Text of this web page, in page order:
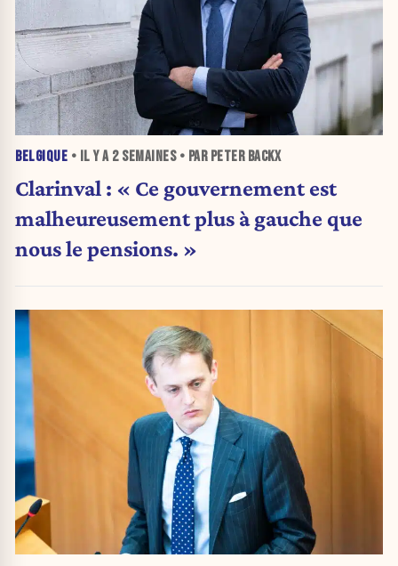
BELGIQUE • IL Y A 2 SEMAINES• PAR PETER BACKX
Clarinval : « Ce gouvernement est
malheureusement plus à gauche que
nous le pensions. »